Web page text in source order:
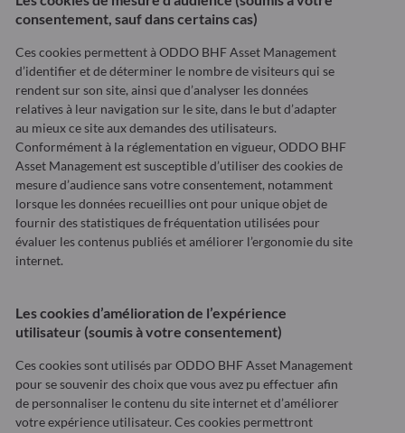
consentement, sauf dans certains cas)
Ces cookies permettent à ODDO BHF Asset Management
d’identifier et de déterminer le nombre de visiteurs qui se
rendent sur son site, ainsi que d’analyser les données
relatives à leur navigation sur le site, dans le but d’adapter
au mieux ce site aux demandes des utilisateurs.
Conformément à la réglementation en vigueur, ODDO BHF
Asset Management est susceptible d’utiliser des cookies de
mesure d’audience sans votre consentement, notamment
lorsque les données recueillies ont pour unique objet de
fournir des statistiques de fréquentation utilisées pour
évaluer les contenus publiés et améliorer l’ergonomie du site
internet.
Les cookies d’amélioration de l’expérience
utilisateur (soumis à votre consentement)
Ces cookies sont utilisés par ODDO BHF Asset Management
pour se souvenir des choix que vous avez pu effectuer afin
de personnaliser le contenu du site internet et d’améliorer
votre expérience utilisateur. Ces cookies permettront